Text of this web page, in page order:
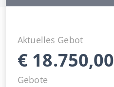
Aktuelles Gebot
€ 18.750,00
Gebote